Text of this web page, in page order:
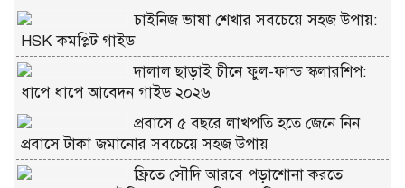
চাইনিজ ভাষা শেখার সবচেয়ে সহজ উপায়:
HSK কমপ্লিট গাইড
দালাল ছাড়াই চীনে ফুল-ফান্ড স্কলারশিপ:
ধাপে ধাপে আবেদন গাইড ২০২৬
প্রবাসে ৫ বছরে লাখপতি হতে জেনে নিন
প্রবাসে টাকা জমানোর সবচেয়ে সহজ উপায়
ফ্রিতে সৌদি আরবে পড়াশোনা করতে